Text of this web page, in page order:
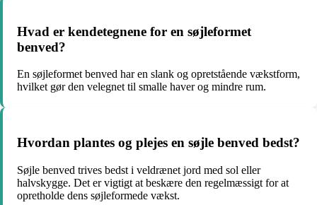
Hvad er kendetegnene for en søjleformet
benved?
En søjleformet benved har en slank og opretstående vækstform,
hvilket gør den velegnet til smalle haver og mindre rum.
Hvordan plantes og plejes en søjle benved bedst?
Søjle benved trives bedst i veldrænet jord med sol eller
halvskygge. Det er vigtigt at beskære den regelmæssigt for at
opretholde dens søjleformede vækst.